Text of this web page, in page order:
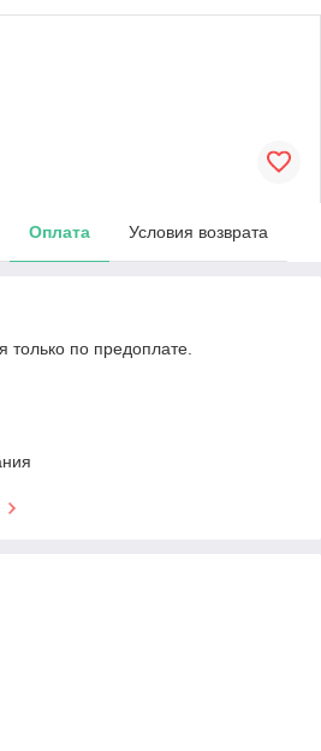
Оплата Условия возврата
только по предоплате.